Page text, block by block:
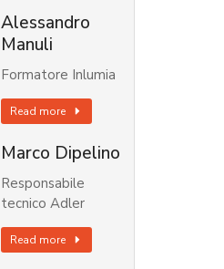
Alessandro
Manuli
Formatore Inlumia
Read more
Marco Dipelino
Responsabile
tecnico Adler
Read more